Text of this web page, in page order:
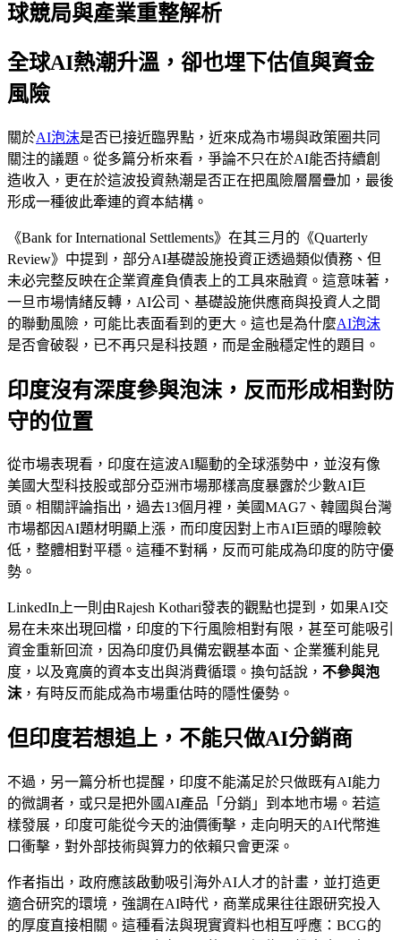
球競局與產業重整解析
全球AI熱潮升溫，卻也埋下估值與資金
風險
關於AI泡沫是否已接近臨界點，近來成為市場與政策圈共同
關注的議題。從多篇分析來看，爭論不只在於AI能否持續創
造收入，更在於這波投資熱潮是否正在把風險層層疊加，最後
形成一種彼此牽連的資本結構。
《Bank for International Settlements》在其三月的《Quarterly
Review》中提到，部分AI基礎設施投資正透過類似債務、但
未必完整反映在企業資產負債表上的工具來融資。這意味著，
一旦市場情緒反轉，AI公司、基礎設施供應商與投資人之間
的聯動風險，可能比表面看到的更大。這也是為什麼AI泡沫
是否會破裂，已不再只是科技題，而是金融穩定性的題目。
印度沒有深度參與泡沫，反而形成相對防
守的位置
從市場表現看，印度在這波AI驅動的全球漲勢中，並沒有像
美國大型科技股或部分亞洲市場那樣高度暴露於少數AI巨
頭。相關評論指出，過去13個月裡，美國MAG7、韓國與台灣
市場都因AI題材明顯上漲，而印度因對上市AI巨頭的曝險較
低，整體相對平穩。這種不對稱，反而可能成為印度的防守優
勢。
LinkedIn上一則由Rajesh Kothari發表的觀點也提到，如果AI交
易在未來出現回檔，印度的下行風險相對有限，甚至可能吸引
資金重新回流，因為印度仍具備宏觀基本面、企業獲利能見
度，以及寬廣的資本支出與消費循環。換句話說， 不參與泡
沫，有時反而能成為市場重估時的隱性優勢。
但印度若想追上，不能只做AI分銷商
不過，另一篇分析也提醒，印度不能滿足於只做既有AI能力
的微調者，或只是把外國AI產品「分銷」到本地市場。若這
樣發展，印度可能從今天的油價衝擊，走向明天的AI代幣進
口衝擊，對外部技術與算力的依賴只會更深。
作者指出，政府應該啟動吸引海外AI人才的計畫，並打造更
適合研究的環境，強調在AI時代，商業成果往往跟研究投入
的厚度直接相關。這種看法與現實資料也相互呼應：BCG的